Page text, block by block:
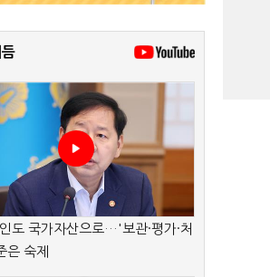
도 국가자산으로…'보관·평가·처
은 숙제